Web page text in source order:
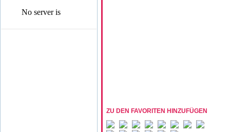
ZU DEN FAVORITEN HINZUFÜGEN